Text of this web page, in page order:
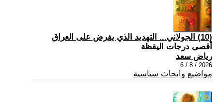
(10) الجولاني... التهديد الذي يفرض على العراق
أقصى درجات اليقظة
رياض سعد
2026 / 8 / 6
مواضيع وابحاث سياسية